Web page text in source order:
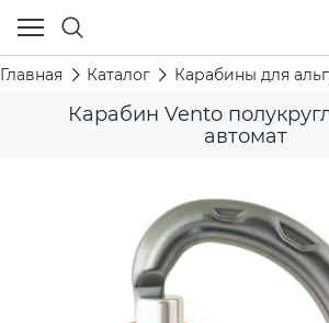
Главная Каталог Карабины для
Карабин Vento
автомат